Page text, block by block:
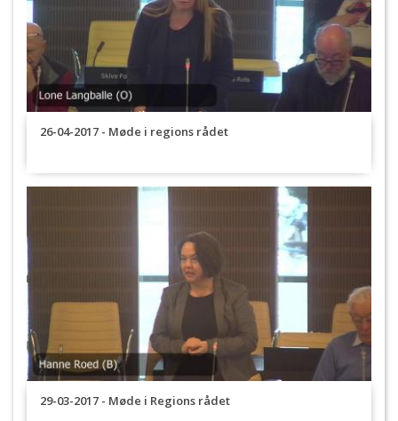
26-04-2017 - Møde i regions rådet
29-03-2017 - Møde i Regions rådet